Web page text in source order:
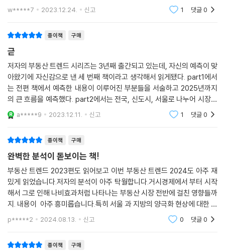
유일한 상권이다. 성수동의 멈추지 않는 성장에는 세 가지 이유가 있다. ①
많은 스타트업과 크리에이티브 기업의 본거지가 된 것, ②과거 도심 내 준
공업 지대였던 특유의 공간 구조와 동네 분위기, ③같은 시기 한강변에 공
급된 고층의 고급 아파트 및 향후 재개발로 인한 주거 수요의 증가 등이다.
동시에 높아진 지가와 임대료 수준은 성수동의 풍경을 급격하게 바꾸고 있
다. 임대료 상승률은 서울시 1위일 정도로 압도적이었다.
---「Part6. 「주목해야 할 ‘핫 플레이스’ TOP 3」」중에서
축' 이 될 것 이다. 하버드 박사 출신의 서울대 교수님 책은 의외로 책을 투
w*****7 2023.12.24. 신고 1 댓글0
종이책 구매
귿
저자의 부동산 트렌드 시리즈는 3년째 출간되고 있는데, 자신의 예측이 맞
아왔기에 자신감으로 낸 세 번째 책이라고 생각해서 읽게됐다. part1에서
는 전편 책에서 예측한 내용이 이루어진 부분들을 서술하고 2025년까지
의 큰 흐름을 예측했다. part2에서는 전국, 신도시, 서울로 나누어 시장을
분석하고 part3,4에서는 서울을 집중한다. 같은 경제지표 정보들로 이러
한 통찰을 내는 작가
a*****9 2023.12.11. 신고 1 댓글0
종이책 구매
완벽한 분석이 돋보이는 책!
부동산 트렌드 2023편도 읽어보고 이번 부동산 트렌드 2024도 아주 재
밌게 읽었습니다.저자의 분석이 아주 탁월합니다.거시경제에서 부터 시작
해서 그로 인해 나비효과처럼 나타나는 부동산 시장 전반에 걸친 영향들까
지. 내용이 아주 흥미롭습니다.특히 서울 과 지방의 양극화 현상에 대한 설
명은 꽤나 설득력이 있었고 실제로 이 리뷰를 쓰는 지금 저자의 예측이 정
확히 들어맞았네요
p*****2 2024.08.13. 신고 0 댓글0
종이책 구매